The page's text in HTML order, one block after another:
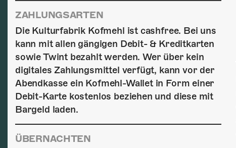
ZAHLUNGSARTEN
Die Kulturfabrik Kofmehl ist cashfree. Bei uns
kann mit allen gängigen Debit- & Kreditkarten
sowie Twint bezahlt werden. Wer über kein
digitales Zahlungsmittel verfügt, kann vor der
Abendkasse ein Kofmehl-Wallet in Form einer
Debit-Karte kostenlos beziehen und diese mit
Bargeld laden.
ÜBERNACHTEN